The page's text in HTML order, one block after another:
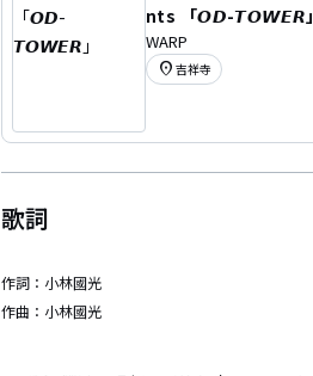
nts 「𝙊𝘿-𝙏𝙊𝙒𝙀𝙍」
WARP
location_on 吉祥寺
歌詞
作詞： 小林國光
作曲： 小林國光